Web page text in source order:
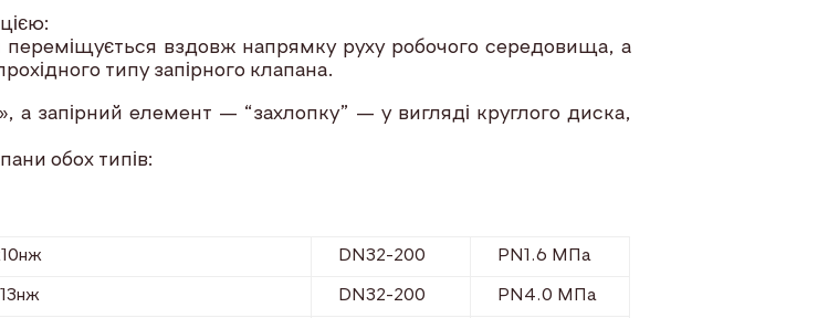
вздовж напрямку руху робочого середовища, а
типу запірного клапана.
запірний елемент — “захлопку” — у вигляді круглого диска,
обох типів:
DN32-200 PN1.6 МПа
DN32-200 PN4.0 МПа